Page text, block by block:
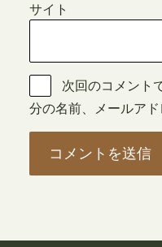
サイト
次回のコメント
分の名前、メールアド